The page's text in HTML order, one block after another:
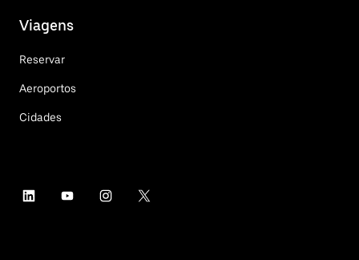
Viagens
Reservar
Aeroportos
Cidades